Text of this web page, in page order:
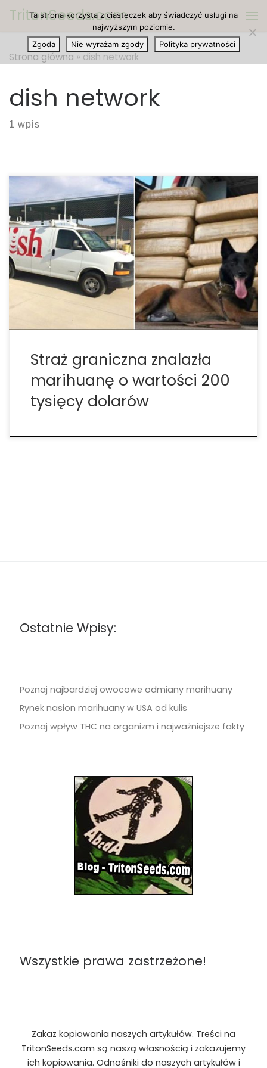
Przejdź do treści
TritonSeeds.com
Strona główna » dish network
dish network
1 wpis
Straż graniczna w Arizonie znalazła marihuanę o
wartości 200 tysięcy dolarów w furgonetce, która
miała przypominać pojazd firmy Dish Network. Pies
wyszkolony do wykrywania narkotyków odnalazł
marihuanę w furgonetce na punkcie kontroli
imigracyjnej stacji Ajo Station, jak mówi U.S.
Customs […]
Straż graniczna znalazła
marihuanę o wartości 200
tysięcy dolarów
Ostatnie Wpisy:
Poznaj najbardziej owocowe odmiany marihuany
Rynek nasion marihuany w USA od kulis
Poznaj wpływ THC na organizm i najważniejsze fakty
Wszystkie prawa zastrzeżone!
Zakaz kopiowania naszych artykułów. Treści na
TritonSeeds.com są naszą własnością i zakazujemy
ich kopiowania. Odnośniki do naszych artykułów i
Ta strona korzysta z ciasteczek aby świadczyć usługi na
najwyższym poziomie.
Zgoda
Nie wyrażam zgody Polityka prywatności